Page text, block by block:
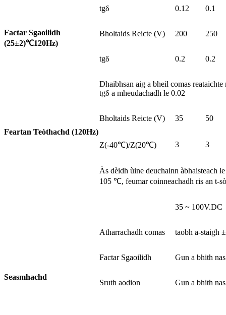
Factar Sgaoilidh
(25±2)℃120Hz)
tgδ 0.12 0.1
Bholtaids Reicte (V) 200 250
tgδ 0.2 0.2
Dhaibhsan aig a bheil comas
tgδ a mheudachadh le 0.02
Feartan Teòthachd (120Hz)
Bholtaids Reicte (V) 35 50
Z(-40℃)/Z(20℃) 3 3
Seasmhachd
Às dèidh ùine deuchainn àbhaisteach
105 ℃, feumar coinneachadh ris an t-
35 ~ 100V.DC
Atharrachadh comas taobh a-staigh
Factar Sgaoilidh Gun a bhith
Sruth aodion Gun a bhith